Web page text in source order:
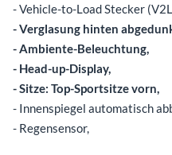
- Vehicle-to-Load Stecker
- Verglasung hinten
- Ambiente-Beleuchtung,
- Head-up-Display,
- Sitze: Top-Sportsitze vorn,
- Innenspiegel automatisch
- Regensensor,